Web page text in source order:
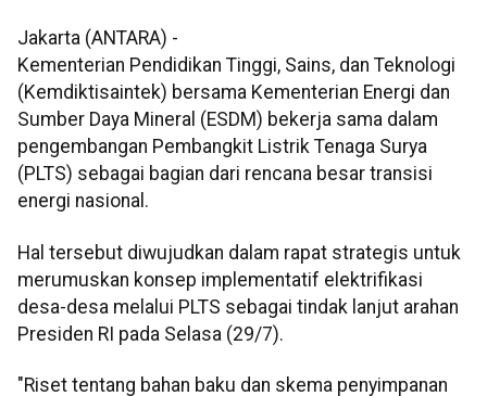
Jakarta (ANTARA) -
Kementerian Pendidikan Tinggi, Sains, dan Teknologi
(Kemdiktisaintek) bersama Kementerian Energi dan
Sumber Daya Mineral (ESDM) bekerja sama dalam
pengembangan Pembangkit Listrik Tenaga Surya
(PLTS) sebagai bagian dari rencana besar transisi
energi nasional.
Hal tersebut diwujudkan dalam rapat strategis untuk
merumuskan konsep implementatif elektrifikasi
desa-desa melalui PLTS sebagai tindak lanjut arahan
Presiden RI pada Selasa (29/7).
"Riset tentang bahan baku dan skema penyimpanan